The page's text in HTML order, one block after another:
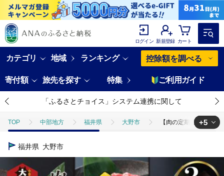
ログイン 新規登録 カート
カテゴリ 地域 ランキング 控除額を調べる
寄付額 旅先を探す 特集 ご利用ガイド
「ふるさとチョイス」システム連携に関して
TOP 中部地方 福井県 大野市 【肉の定期便×3回コ
TOP
すき焼き(牛肉) 【肉の定期便×3回コ
+5
福井県 大野市